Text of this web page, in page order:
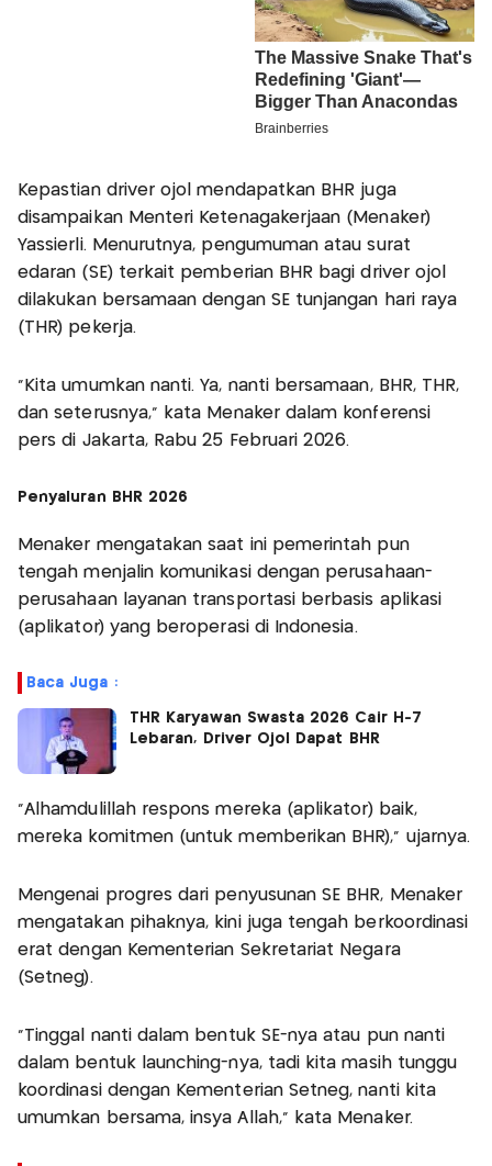
Kepastian driver ojol mendapatkan BHR juga
disampaikan Menteri Ketenagakerjaan (Menaker)
Yassierli. Menurutnya, pengumuman atau surat
edaran (SE) terkait pemberian BHR bagi driver ojol
dilakukan bersamaan dengan SE tunjangan hari raya
(THR) pekerja.
“Kita umumkan nanti. Ya, nanti bersamaan, BHR, THR,
dan seterusnya,” kata Menaker dalam konferensi
pers di Jakarta, Rabu 25 Februari 2026.
Penyaluran BHR 2026
Menaker mengatakan saat ini pemerintah pun
tengah menjalin komunikasi dengan perusahaan-
perusahaan layanan transportasi berbasis aplikasi
(aplikator) yang beroperasi di Indonesia.
Baca Juga :
THR Karyawan Swasta 2026 Cair H-7
Lebaran, Driver Ojol Dapat BHR
“Alhamdulillah respons mereka (aplikator) baik,
mereka komitmen (untuk memberikan BHR),” ujarnya.
Mengenai progres dari penyusunan SE BHR, Menaker
mengatakan pihaknya, kini juga tengah berkoordinasi
erat dengan Kementerian Sekretariat Negara
(Setneg).
“Tinggal nanti dalam bentuk SE-nya atau pun nanti
dalam bentuk launching-nya, tadi kita masih tunggu
koordinasi dengan Kementerian Setneg, nanti kita
umumkan bersama, insya Allah,” kata Menaker.